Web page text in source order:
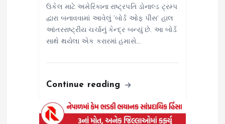
ઉકેલ માટે અમેરિકાના રાષ્ટ્રપતિ ડોનાલ્ડ ટ્રમ્પ
દ્વારા બનાવવામાં આવેલું ‘બોર્ડ ઓફ પીસ’ હાલ
આંતરરાષ્ટ્રીય ચર્ચાનું કેન્દ્ર બન્યું છે. આ બોર્ડ
સાથે થયેલા એક કરારમાં હમાસે…
Continue reading